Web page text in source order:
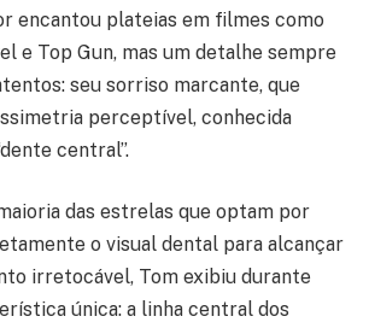
encantou plateias em filmes como
e Top Gun, mas um detalhe sempre
seu sorriso marcante, que
perceptível, conhecida
central”.
das estrelas que optam por
o visual dental para alcançar
irretocável, Tom exibiu durante
única: a linha central dos